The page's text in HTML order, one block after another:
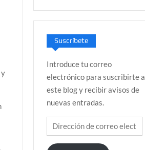
Suscríbete
Introduce tu correo
electrónico para suscribirte a
este blog y recibir avisos de
nuevas entradas.
Dirección
de
correo